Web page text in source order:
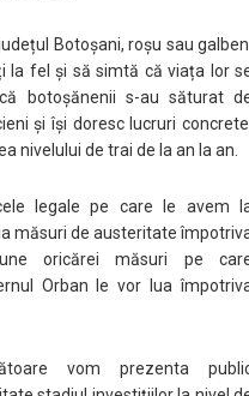
Botoșani, roșu sau
la fel și să simtă că viața lor
botoșănenii s-au săturat
și își doresc lucruri
nivelului de trai de la an la an.
legale pe care le avem
măsuri de austeritate
oricărei măsuri pe
Orban le vor lua
vom prezenta